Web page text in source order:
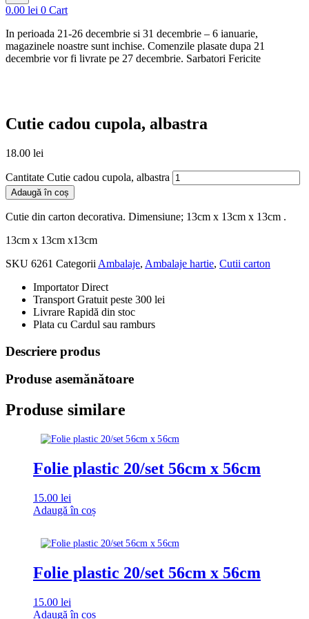
0.00 lei 0 Cart
In perioada 21-26 decembrie si 31 decembrie – 6 ianuarie,
magazinele noastre sunt inchise. Comenzile plasate dupa 21
decembrie vor fi livrate pe 27 decembrie. Sarbatori Fericite
Cutie cadou cupola, albastra
18.00 lei
Cantitate Cutie cadou cupola, albastra
Adaugă în coș
Cutie din carton decorativa. Dimensiune; 13cm x 13cm x 13cm .
13cm x 13cm x13cm
SKU 6261 Categorii Ambalaje, Ambalaje hartie, Cutii carton
Importator Direct
Transport Gratuit peste 300 lei
Livrare Rapidă din stoc
Plata cu Cardul sau ramburs
Descriere produs
Produse asemănătoare
Produse similare
Folie plastic 20/set 56cm x 56cm
15.00 lei
Adaugă în coș
Folie plastic 20/set 56cm x 56cm
15.00 lei
Adaugă în coș